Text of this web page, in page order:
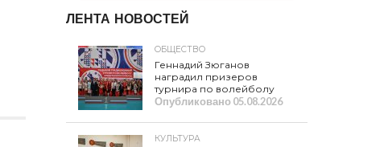
ЛЕНТА НОВОСТЕЙ
ОБЩЕСТВО
Геннадий Зюганов
наградил призеров
турнира по волейболу
Опубликовано05.08.2026
КУЛЬТУРА